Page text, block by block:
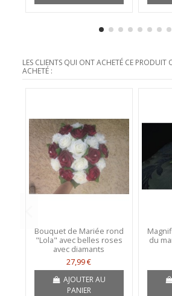
LES CLIENTS QUI ONT ACHETÉ CE PRODUIT
ACHETÉ :
Bouquet de Mariée rond
"Lola" avec belles roses
avec diamants
27,99 €
AJOUTER AU
PANIER
du